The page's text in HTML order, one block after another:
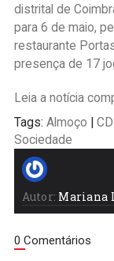
distrital de
para 6 de maio,
restaurante
presença de 17
Leia a notícia
Tags: Almoço
Sociedade
Autor: Mariana
0 Comentários